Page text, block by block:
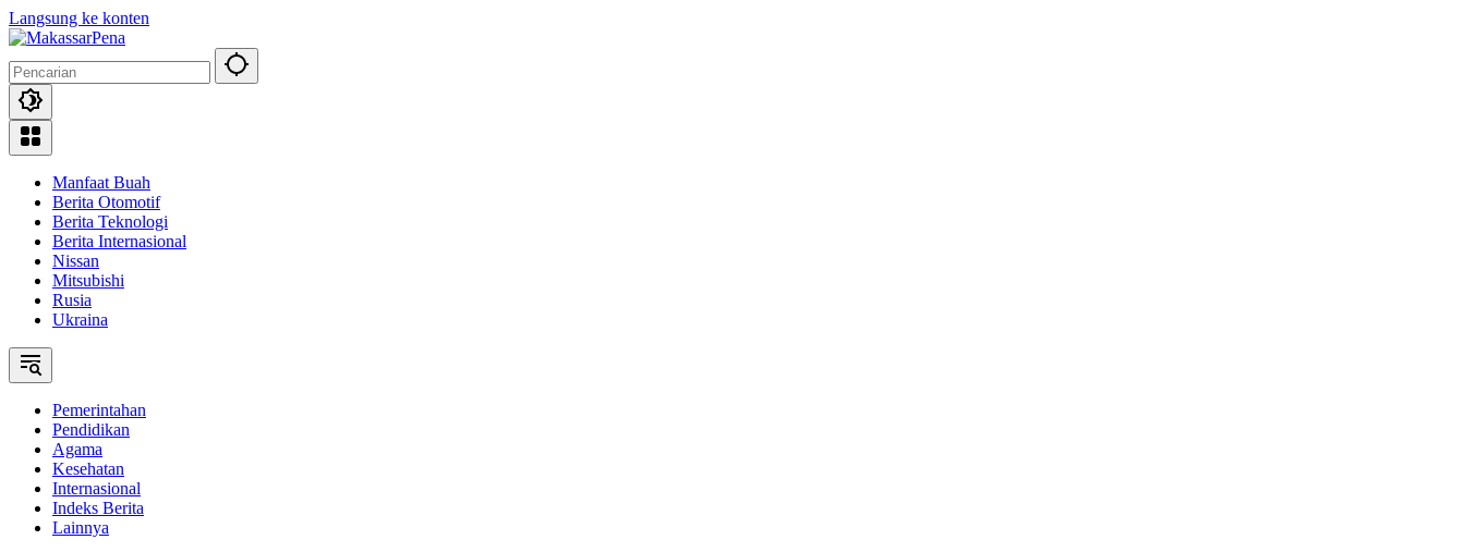
Langsung ke konten
Manfaat Buah
Berita Otomotif
Berita Teknologi
Berita Internasional
Nissan
Mitsubishi
Rusia
Ukraina
Pemerintahan
Pendidikan
Agama
Kesehatan
Internasional
Indeks Berita
Lainnya